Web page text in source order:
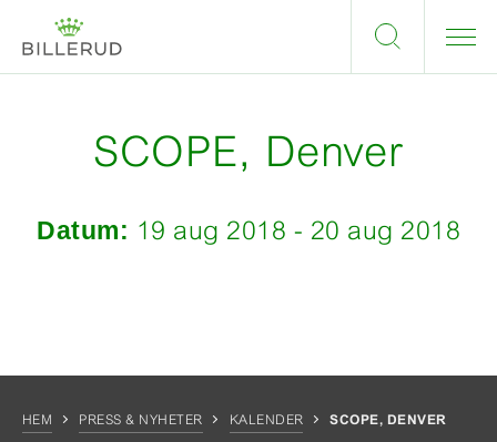
SCOPE, Denver
Datum: 19 aug 2018 - 20 aug 2018
HEM PRESS & NYHETER KALENDER SCOPE, DENVER